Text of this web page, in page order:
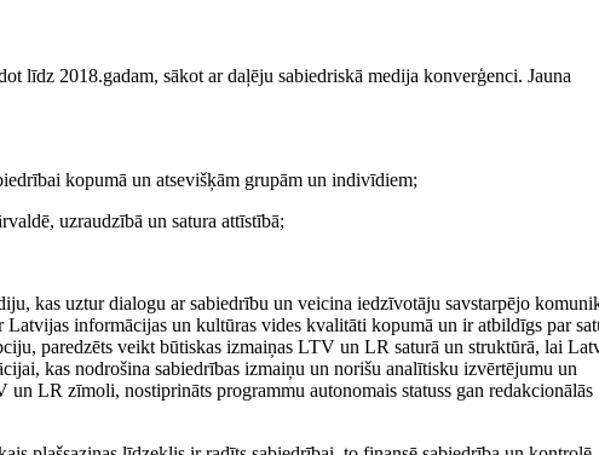
līdz 2018.gadam, sākot ar daļēju sabiedriskā medija konverģenci. Jauna
kopumā un atsevišķām grupām un indivīdiem;
uzraudzībā un satura attīstībā;
kas uztur dialogu ar sabiedrību un veicina iedzīvotāju savstarpējo
informācijas un kultūras vides kvalitāti kopumā un ir atbildīgs par
paredzēts veikt būtiskas izmaiņas LTV un LR saturā un struktūrā, lai
kas nodrošina sabiedrības izmaiņu un norišu analītisku izvērtējumu un
LR zīmoli, nostiprināts programmu autonomais statuss gan redakcionālās